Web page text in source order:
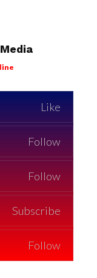
Like
Follow
Follow
Subscribe
Follow